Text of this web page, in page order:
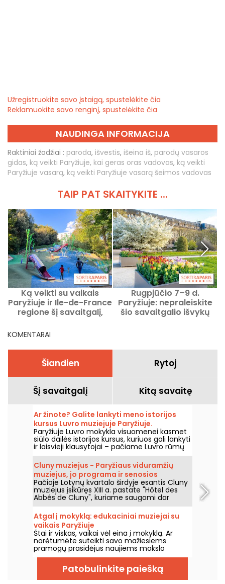
Užregistruokite savo įstaigą, spustelėkite čia
Reklamuokite savo renginį, spustelėkite čia
NAUDINGA INFORMACIJA
Raktiniai žodžiai : paroda, išvestis, išeina iš, parodų vasaros
gidas, ką veikti Paryžiuje, kai geras oras vadovas, ką veikti
Paryžiuje vasarą, ką veikti Paryžiuje vasarą šeimos vadovas
TAIP PAT SKAITYKITE ...
Ką veikti su vaikais
Paryžiuje ir Ile-de-France
regione šį savaitgalį,
Rugpjūčio 7–9 d.
Paryžiuje: nepraleiskite
šio savaitgalio išvykų
KOMENTARAI
Šiandien Rytoj
Šį savaitgalį Kitą savaitę
Ar žinote? Galite lankyti meno istorijos
kursus Luvro muziejuje Paryžiuje.
Paryžiuje Luvro mokykla visuomenei kasmet
siūlo dailės istorijos kursus, kuriuos gali lankyti
ir laisvieji klausytojai – pačiame Luvro rūmų
centre, nuo rugsėjo iki birželio. Muziejus
kartais organizuoja ir nemokamas paskaitas.
Tai puiki proga tapti tikru dailės istorijos
žinovu!
Cluny muziejus - Paryžiaus viduramžių
muziejus, jo programa ir senosios
vertybės
Pačioje Lotynų kvartalo širdyje esantis Cluny
muziejus įsikūręs XIII a. pastate "Hôtel des
Abbés de Cluny", kuriame saugomi dar
senesni meno kūriniai! Apsilankykite šiame
Paryžiaus viduramžiams skirtame muziejuje.
Atgal į mokyklą: edukaciniai muziejai su
vaikais Paryžiuje
Štai ir viskas, vaikai vėl eina į mokyklą. Ar
norėtumėte suteikti savo mažiesiems
pramogų prasidėjus naujiems mokslo
metams? Jei taip, siūlome jums edukacinių
muziejų Paryžiuje pasirinkimą, kad net ir su
vaikais galėtumėte smagiai išmokti daugybę
dalykų!
Patobulinkite paiešką